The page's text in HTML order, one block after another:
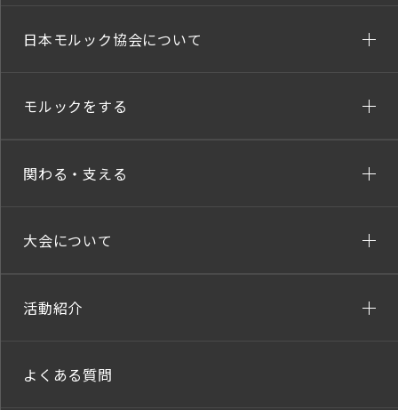
日本モルック協会について
モルックをする
関わる・支える
大会について
活動紹介
よくある質問